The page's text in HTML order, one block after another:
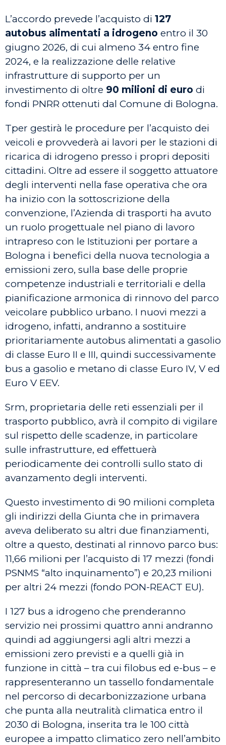
L’accordo prevede l’acquisto di 127
autobus alimentati a idrogeno entro il 30
giugno 2026, di cui almeno 34 entro fine
2024, e la realizzazione delle relative
infrastrutture di supporto per un
investimento di oltre 90 milioni di euro di
fondi PNRR ottenuti dal Comune di Bologna.
Tper gestirà le procedure per l’acquisto dei
veicoli e provvederà ai lavori per le stazioni di
ricarica di idrogeno presso i propri depositi
cittadini. Oltre ad essere il soggetto attuatore
degli interventi nella fase operativa che ora
ha inizio con la sottoscrizione della
convenzione, l’Azienda di trasporti ha avuto
un ruolo progettuale nel piano di lavoro
intrapreso con le Istituzioni per portare a
Bologna i benefici della nuova tecnologia a
emissioni zero, sulla base delle proprie
competenze industriali e territoriali e della
pianificazione armonica di rinnovo del parco
veicolare pubblico urbano. I nuovi mezzi a
idrogeno, infatti, andranno a sostituire
prioritariamente autobus alimentati a gasolio
di classe Euro II e III, quindi successivamente
bus a gasolio e metano di classe Euro IV, V ed
Euro V EEV.
Srm, proprietaria delle reti essenziali per il
trasporto pubblico, avrà il compito di vigilare
sul rispetto delle scadenze, in particolare
sulle infrastrutture, ed effettuerà
periodicamente dei controlli sullo stato di
avanzamento degli interventi.
Questo investimento di 90 milioni completa
gli indirizzi della Giunta che in primavera
aveva deliberato su altri due finanziamenti,
oltre a questo, destinati al rinnovo parco bus:
11,66 milioni per l’acquisto di 17 mezzi (fondi
PSNMS “alto inquinamento”) e 20,23 milioni
per altri 24 mezzi (fondo PON-REACT EU).
I 127 bus a idrogeno che prenderanno
servizio nei prossimi quattro anni andranno
quindi ad aggiungersi agli altri mezzi a
emissioni zero previsti e a quelli già in
funzione in città – tra cui filobus ed e-bus – e
rappresenteranno un tassello fondamentale
nel percorso di decarbonizzazione urbana
che punta alla neutralità climatica entro il
2030 di Bologna, inserita tra le 100 città
europee a impatto climatico zero nell’ambito